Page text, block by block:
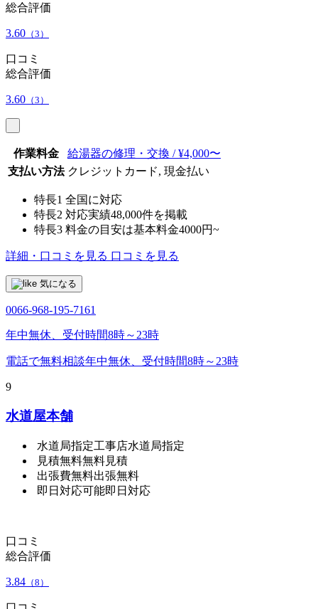
総合評価
3.60 （3）
口コミ
総合評価
3.60 （3）
作業料金
給湯器の修理・交換 / ¥4,000〜
支払い方法 クレジットカード, 現金払い
特長1 全国に対応
特長2 対応実績48,000件を掲載
特長3 料金の目安は基本料金4000円~
詳細・口コミを見る 口コミを見る
気になる
0066-968-195-7161
年中無休、受付時間8時～23時
電話で無料相談年中無休、受付時間8時～23時
9
水道屋本舗
水道局指定工事店水道局指定
見積無料無料見積
出張費無料出張無料
即日対応可能即日対応
口コミ
総合評価
3.84 （8）